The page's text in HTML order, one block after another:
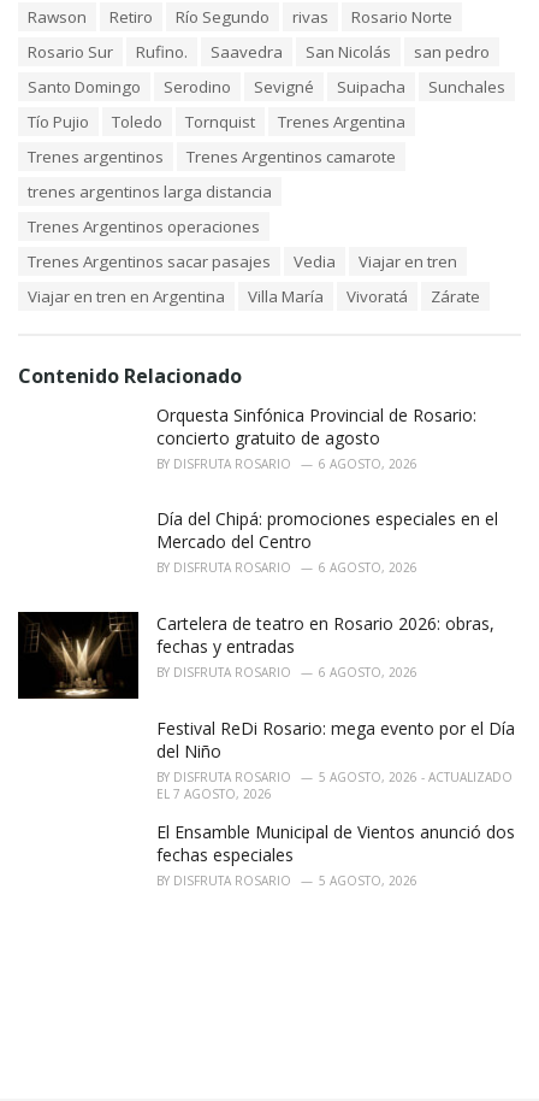
Rawson
Retiro Río Segundo rivas
Rosario Norte
Rosario Sur
Rufino. Saavedra San Nicolás
san pedro
Santo Domingo
Serodino Sevigné Suipacha
Sunchales
Tío Pujio
Toledo Tornquist
Trenes Argentina
Trenes argentinos
Trenes Argentinos camarote
trenes argentinos larga distancia
Trenes Argentinos operaciones
Trenes Argentinos sacar pasajes
Vedia
Viajar en tren
Viajar en tren en Argentina
Villa María Vivoratá Zárate
Contenido Relacionado
Orquesta Sinfónica Provincial de Rosario:
concierto gratuito de agosto
BY DISFRUTA ROSARIO 6 AGOSTO, 2026
Día del Chipá: promociones especiales en el
Mercado del Centro
BY DISFRUTA ROSARIO 6 AGOSTO, 2026
Cartelera de teatro en Rosario 2026: obras,
fechas y entradas
BY DISFRUTA ROSARIO 6 AGOSTO, 2026
Festival ReDi Rosario: mega evento por el Día
del Niño
BY DISFRUTA ROSARIO
5 AGOSTO, 2026 - ACTUALIZADO
EL 7 AGOSTO, 2026
El Ensamble Municipal de Vientos anunció dos
fechas especiales
BY DISFRUTA ROSARIO 5 AGOSTO, 2026